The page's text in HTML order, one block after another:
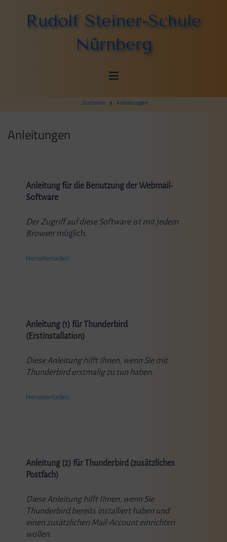
springenRudolf Steiner-Schule
Nürnberg
Startseite Anleitungen
Anleitungen
Anleitung für die Benutzung der Webmail-
Software
Der Zugriff auf diese Software ist mit jedem
Browser möglich.
Herunterladen
Anleitung (1) für Thunderbird
(Erstinstallation)
Diese Anleitung hilft Ihnen, wenn Sie mit
Thunderbird erstmalig zu tun haben.
Herunterladen
Anleitung (2) für Thunderbird (zusätzliches
Postfach)
Diese Anleitung hilft Ihnen, wenn Sie
Thunderbird bereits installiert haben und
einen zusätzlichen Mail-Account einrichten
wollen.